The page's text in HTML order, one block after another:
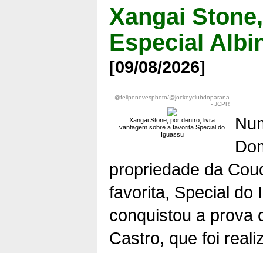
Xangai
Especial
[09/08/2026]
@felipenevesphoto/@jockeyclubdoparana
- JCPR
Xangai Stone, por dentro, livra
vantagem sobre a favorita Special do
Iguassu
propriedade da
favorita, Special do
conquistou a prova
Castro, que foi